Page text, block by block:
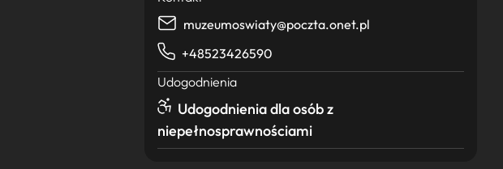
muzeumoswiaty@poczta.onet.pl
+48523426590
Udogodnienia
Udogodnienia dla osób z
niepełnosprawnościami